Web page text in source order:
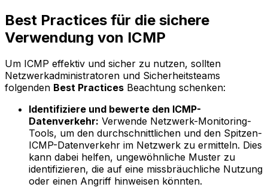
Best Practices für die sichere
Verwendung von ICMP
Um ICMP effektiv und sicher zu nutzen, sollten
Netzwerkadministratoren und Sicherheitsteams
folgenden Best Practices Beachtung schenken:
Identifiziere und bewerte den ICMP-
Datenverkehr: Verwende Netzwerk-Monitoring-
Tools, um den durchschnittlichen und den Spitzen-
ICMP-Datenverkehr im Netzwerk zu ermitteln. Dies
kann dabei helfen, ungewöhnliche Muster zu
identifizieren, die auf eine missbräuchliche Nutzung
oder einen Angriff hinweisen könnten.